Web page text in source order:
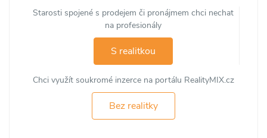
Starosti spojené s prodejem či pronájmem chci nechat
na profesionály
S realitkou
Chci využít soukromé inzerce na portálu RealityMIX.cz
Bez realitky